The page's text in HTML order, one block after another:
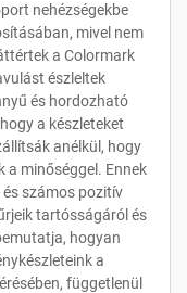
nehézségekbe
mivel nem
a Colormark
észleltek
és hordozható
a készleteket
anélkül, hogy
minőséggel. Ennek
számos pozitív
tartósságáról és
hogyan
a
függetlenül